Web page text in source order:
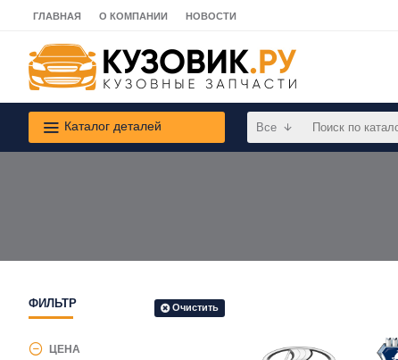
ГЛАВНАЯ О КОМПАНИИ НОВОСТИ
Каталог деталей Все
ФИЛЬТР Очистить
ЦЕНА